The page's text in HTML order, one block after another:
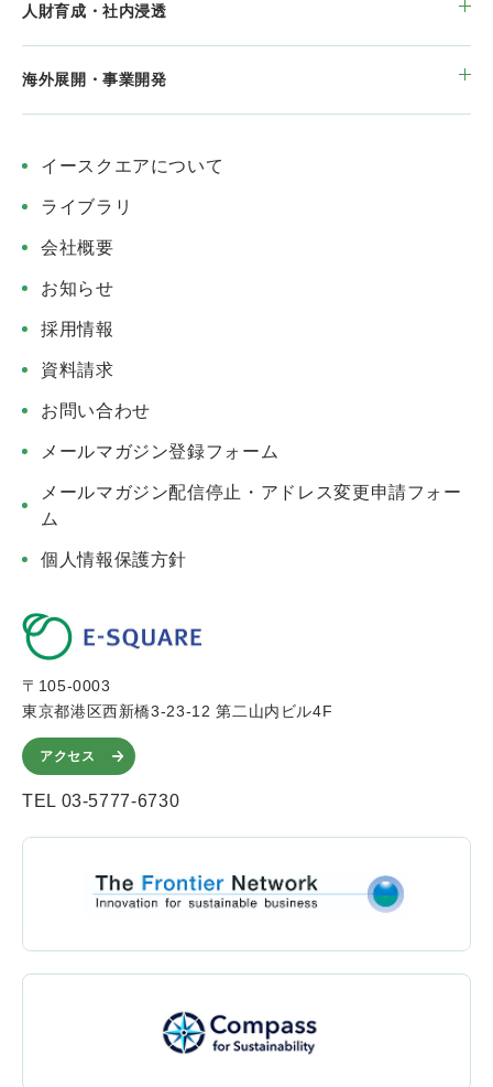
人財育成・社内浸透
海外展開・事業開発
イースクエアについて
ライブラリ
会社概要
お知らせ
採用情報
資料請求
お問い合わせ
メールマガジン登録フォーム
メールマガジン配信停止・アドレス変更申請フォー
ム
個人情報保護方針
〒105-0003
東京都港区西新橋3-23-12 第二山内ビル4F
アクセス
TEL 03-5777-6730